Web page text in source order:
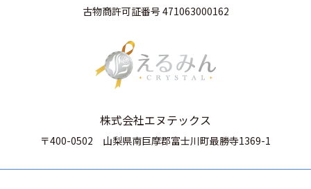
古物商許可証番号 471063000162
株式会社エヌテックス
〒400-0502 山梨県南巨摩郡富士川町最勝寺1369-1